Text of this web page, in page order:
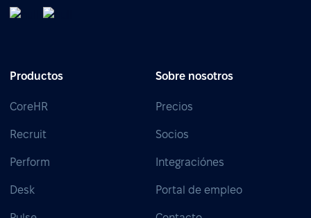
Productos
CoreHR
Recruit
Perform
Desk
Sobre nosotros
Precios
Socios
Integraciónes
Portal de empleo